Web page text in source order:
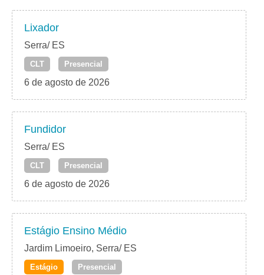
Lixador
Serra/ ES
CLT Presencial
6 de agosto de 2026
Fundidor
Serra/ ES
CLT Presencial
6 de agosto de 2026
Estágio Ensino Médio
Jardim Limoeiro, Serra/ ES
Estágio Presencial